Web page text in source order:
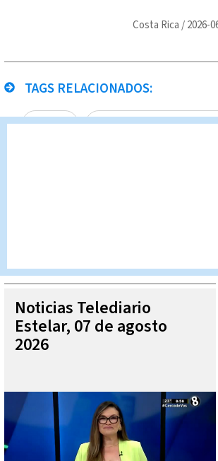
Costa Rica /2026-
TAGS RELACIONADOS:
tarifas Noticias Telediario En
Queda prohibida la reproducción total
Noticias Telediario
Estelar, 07 de agosto
2026